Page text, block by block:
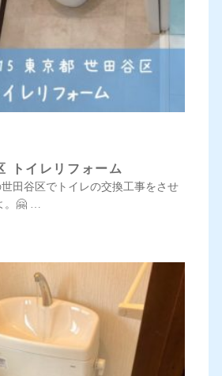
トイレリフォーム
世田谷区でトイレの交換工事をさせ
。🤗 …